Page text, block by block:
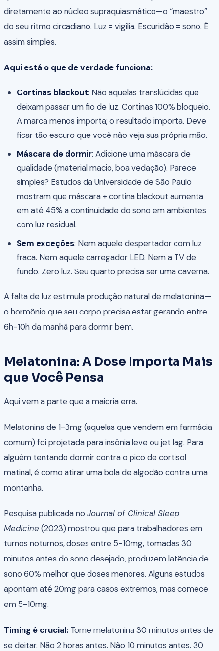
diretamente ao núcleo supraquiasmático—o “maestro”
do seu ritmo circadiano. Luz = vigília. Escuridão = sono. É
assim simples.
Aqui está o que de verdade funciona:
Cortinas blackout: Não aquelas translúcidas que
deixam passar um fio de luz. Cortinas 100% bloqueio.
A marca menos importa; o resultado importa. Deve
ficar tão escuro que você não veja sua própria mão.
Máscara de dormir: Adicione uma máscara de
qualidade (material macio, boa vedação). Parece
simples? Estudos da Universidade de São Paulo
mostram que máscara + cortina blackout aumenta
em até 45% a continuidade do sono em ambientes
com luz residual.
Sem exceções: Nem aquele despertador com luz
fraca. Nem aquele carregador LED. Nem a TV de
fundo. Zero luz. Seu quarto precisa ser uma caverna.
A falta de luz estimula produção natural de melatonina—
o hormônio que seu corpo precisa estar gerando entre
6h-10h da manhã para dormir bem.
Melatonina: A Dose Importa Mais
que Você Pensa
Aqui vem a parte que a maioria erra.
Melatonina de 1-3mg (aquelas que vendem em farmácia
comum) foi projetada para insônia leve ou jet lag. Para
alguém tentando dormir contra o pico de cortisol
matinal, é como atirar uma bola de algodão contra uma
montanha.
Pesquisa publicada no Journal of Clinical Sleep
Medicine (2023) mostrou que para trabalhadores em
turnos noturnos, doses entre 5-10mg, tomadas 30
minutos antes do sono desejado, produzem latência de
sono 60% melhor que doses menores. Alguns estudos
apontam até 20mg para casos extremos, mas comece
em 5-10mg.
Timing é crucial: Tome melatonina 30 minutos antes de
se deitar. Não 2 horas antes. Não 10 minutos antes. 30